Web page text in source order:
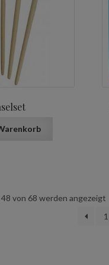
von 68 werden angezeigt
1